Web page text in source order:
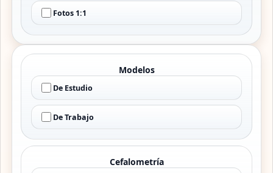
Fotos 1:1
Modelos
De Estudio
De Trabajo
Cefalometría